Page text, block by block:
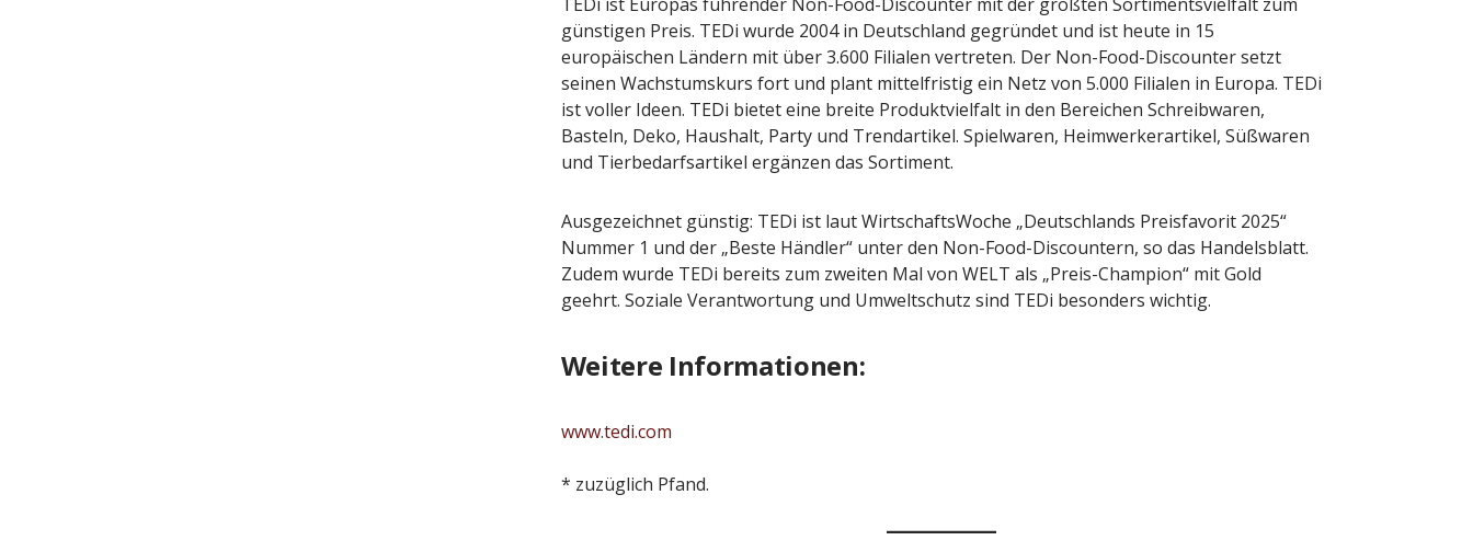
günstigen Preis. TEDi wurde 2004 in Deutschland gegründet und ist heute in 15
europäischen Ländern mit über 3.600 Filialen vertreten. Der Non-Food-Discounter setzt
seinen Wachstumskurs fort und plant mittelfristig ein Netz von 5.000 Filialen in Europa. TEDi
ist voller Ideen. TEDi bietet eine breite Produktvielfalt in den Bereichen Schreibwaren,
Basteln, Deko, Haushalt, Party und Trendartikel. Spielwaren, Heimwerkerartikel, Süßwaren
und Tierbedarfsartikel ergänzen das Sortiment.
Ausgezeichnet günstig: TEDi ist laut WirtschaftsWoche „Deutschlands Preisfavorit 2025“
Nummer 1 und der „Beste Händler“ unter den Non-Food-Discountern, so das Handelsblatt.
Zudem wurde TEDi bereits zum zweiten Mal von WELT als „Preis-Champion“ mit Gold
geehrt. Soziale Verantwortung und Umweltschutz sind TEDi besonders wichtig.
Weitere Informationen:
www.tedi.com
* zuzüglich Pfand.